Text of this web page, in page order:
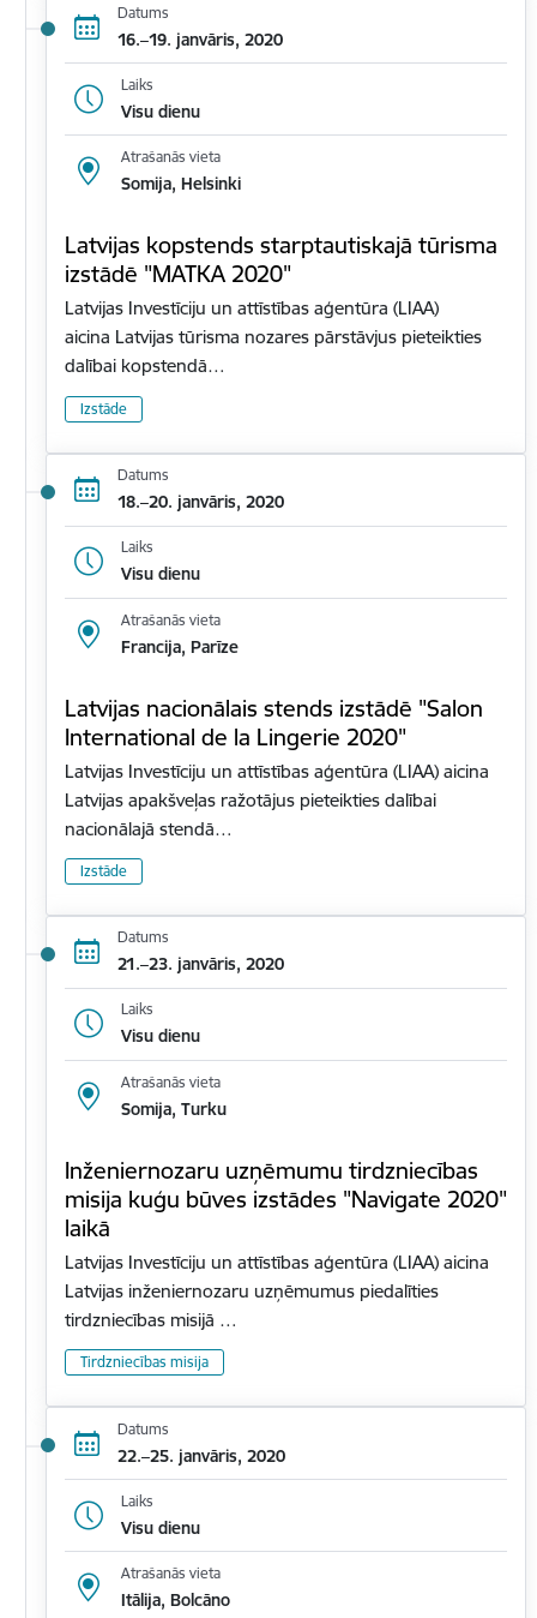
Datums
16.–19. janvāris, 2020
Laiks
Visu dienu
Atrašanās vieta
Somija, Helsinki
Latvijas kopstends starptautiskajā tūrisma
izstādē "MATKA 2020"
Latvijas Investīciju un attīstības aģentūra (LIAA)
aicina Latvijas tūrisma nozares pārstāvjus pieteikties
dalībai kopstendā…
Izstāde
Datums
18.–20. janvāris, 2020
Laiks
Visu dienu
Atrašanās vieta
Francija, Parīze
Latvijas nacionālais stends izstādē "Salon
International de la Lingerie 2020"
Latvijas Investīciju un attīstības aģentūra (LIAA) aicina
Latvijas apakšveļas ražotājus pieteikties dalībai
nacionālajā stendā…
Izstāde
Datums
21.–23. janvāris, 2020
Laiks
Visu dienu
Atrašanās vieta
Somija, Turku
Inženiernozaru uzņēmumu tirdzniecības
misija kuģu būves izstādes "Navigate 2020"
laikā
Latvijas Investīciju un attīstības aģentūra (LIAA) aicina
Latvijas inženiernozaru uzņēmumus piedalīties
tirdzniecības misijā …
Tirdzniecības misija
Datums
22.–25. janvāris, 2020
Laiks
Visu dienu
Atrašanās vieta
Itālija, Bolcāno